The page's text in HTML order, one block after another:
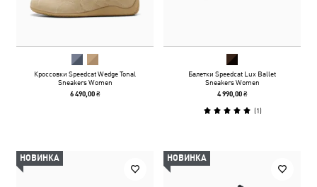
Кроссовки Speedcat Wedge Tonal
Sneakers Women
6 490,00 ₴
Балетки Speedcat Lux Ballet
Sneakers Women
4 990,00 ₴
(1)
НОВИНКА НОВИНКА